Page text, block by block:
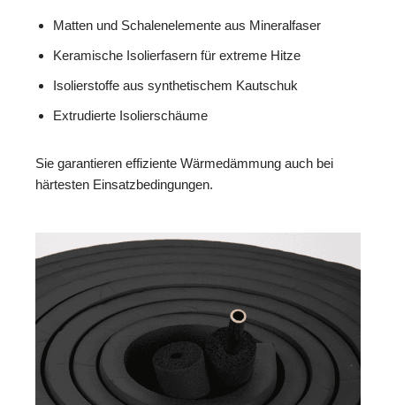
Matten und Schalenelemente aus Mineralfaser
Keramische Isolierfasern für extreme Hitze
Isolierstoffe aus synthetischem Kautschuk
Extrudierte Isolierschäume
Sie garantieren effiziente Wärmedämmung auch bei
härtesten Einsatzbedingungen.